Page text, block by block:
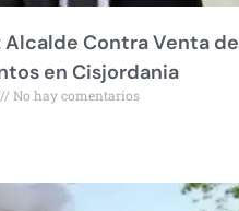
Alcalde Contra Venta de
en Cisjordania
No hay comentarios